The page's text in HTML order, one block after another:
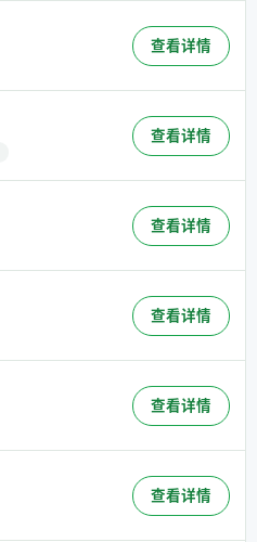
查看详情
查看详情
查看详情
查看详情
查看详情
查看详情